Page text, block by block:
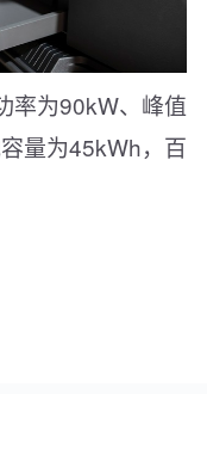
率为90kW、峰值
量为45kWh，百